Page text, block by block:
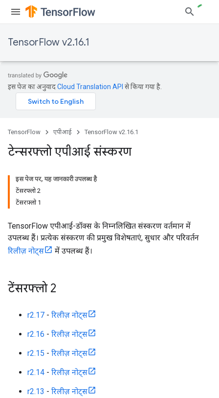
TensorFlow v2.16.1
इस पेज का अनुवादCloud Translation API से किया गया है.
TensorFlow एपीआई TensorFlow v2.16.1
टेन्सरफ्लो एपीआई संस्करण
इस पेज पर, यह जानकारी उपलब्ध है
टेंसरफ्लो 2
टेंसरफ़्लो 1
TensorFlow एपीआई-डॉक्स के निम्नलिखित संस्करण वर्तमान में
उपलब्ध हैं। प्रत्येक संस्करण की प्रमुख विशेषताएं, सुधार और परिवर्तन
रिलीज़ नोट्स
में उपलब्ध हैं।
टेंसरफ्लो 2
r2.17 - रिलीज़ नोट्स
r2.16 - रिलीज़ नोट्स
r2.15 - रिलीज़ नोट्स
r2.14 - रिलीज़ नोट्स
r2.13 - रिलीज़ नोट्स